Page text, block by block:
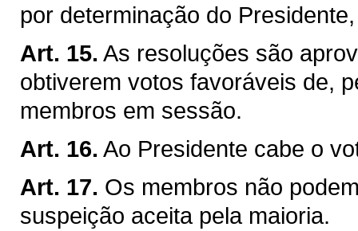
por determinação do
Art. 15. As resoluções são
obtiverem votos favoráveis de,
membros em sessão.
Art. 16. Ao Presidente cabe o
Art. 17. Os membros não
suspeição aceita pela maioria.